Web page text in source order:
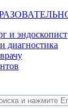
и эндоскопист
диагностика